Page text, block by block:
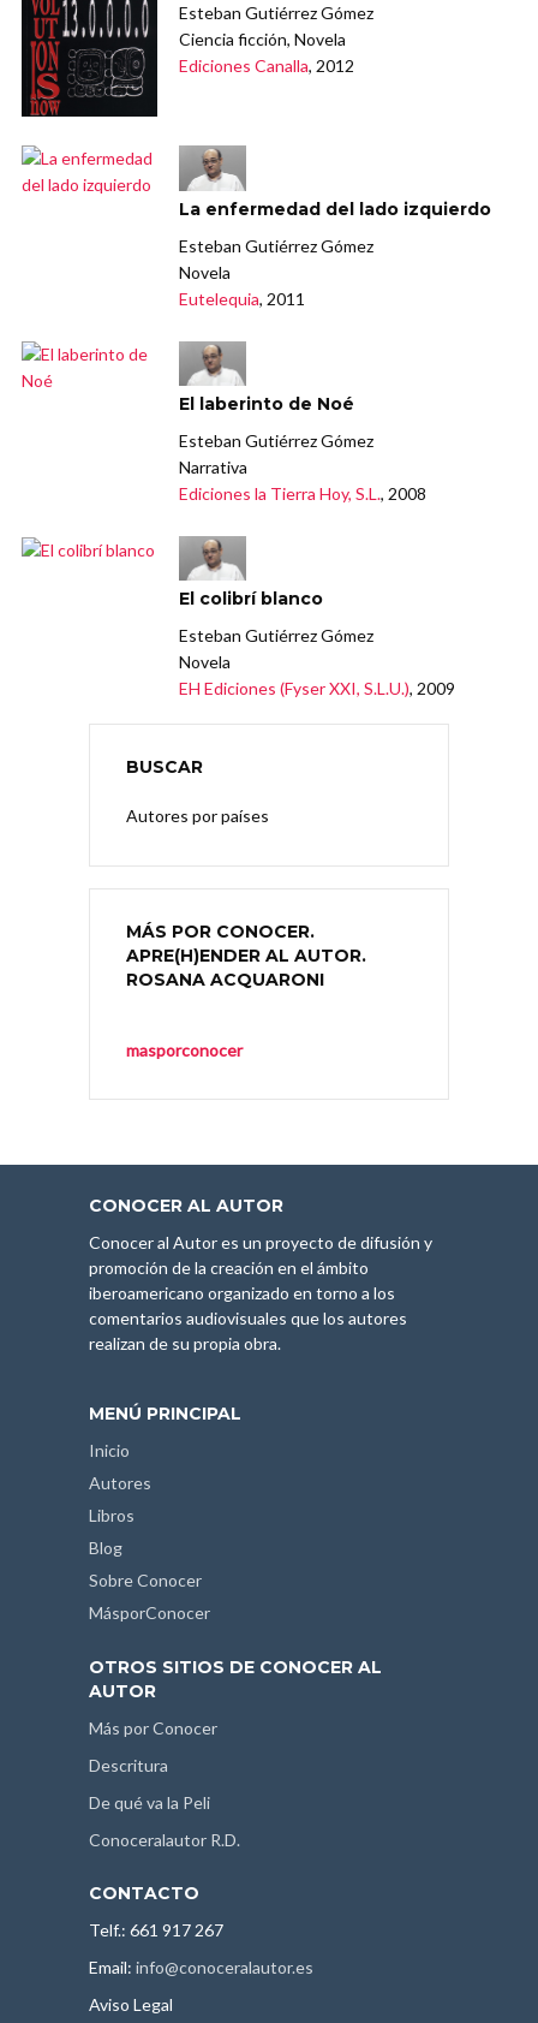
Esteban Gutiérrez Gómez
Ciencia ficción, Novela
Ediciones Canalla, 2012
La enfermedad del lado izquierdo
Esteban Gutiérrez Gómez
Novela
Eutelequia, 2011
El laberinto de Noé
Esteban Gutiérrez Gómez
Narrativa
Ediciones la Tierra Hoy, S.L., 2008
El colibrí blanco
Esteban Gutiérrez Gómez
Novela
EH Ediciones (Fyser XXI, S.L.U.), 2009
BUSCAR
Autores por países
MÁS POR CONOCER.
APRE(H)ENDER AL AUTOR.
ROSANA ACQUARONI
masporconocer
CONOCER AL AUTOR
Conocer al Autor es un proyecto de difusión y
promoción de la creación en el ámbito
iberoamericano organizado en torno a los
comentarios audiovisuales que los autores
realizan de su propia obra.
MENÚ PRINCIPAL
Inicio
Autores
Libros
Blog
Sobre Conocer
MásporConocer
OTROS SITIOS DE CONOCER AL
AUTOR
Más por Conocer
Descritura
De qué va la Peli
Conoceralautor R.D.
CONTACTO
Telf.: 661 917 267
Email: info@conoceralautor.es
Aviso Legal